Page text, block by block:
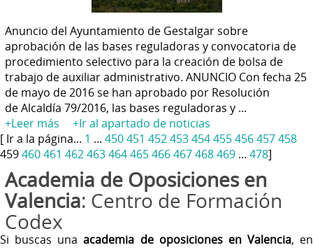
Anuncio del Ayuntamiento de Gestalgar sobre
aprobación de las bases reguladoras y convocatoria de
procedimiento selectivo para la creación de bolsa de
trabajo de auxiliar administrativo. ANUNCIO Con fecha 25
de mayo de 2016 se han aprobado por Resolución
de Alcaldía 79/2016, las bases reguladoras y ...
+Leer más
+Ir al apartado de noticias
[ Ir a la página... 1 ... 450451 452453454455456457458
459460461 462463464465466467468469 ... 478]
Academia de Oposiciones en
Valencia: Centro de Formación
Codex
Si buscas unaacademia de oposiciones en Valencia, en